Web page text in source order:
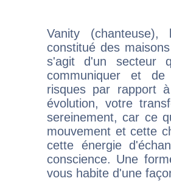
Vanity
constitué des
s'agit d'un secteur
communiquer et
risques par rapport
évolution, votre
sereinement, car ce
mouvement et cette
cette énergie
conscience. Une
vous habite d'une